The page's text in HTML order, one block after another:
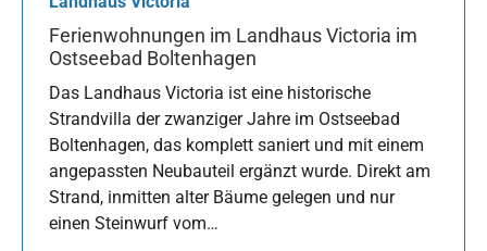
Ferienwohnungen im Landhaus Victoria im
Ostseebad Boltenhagen
Das Landhaus Victoria ist eine historische
Strandvilla der zwanziger Jahre im Ostseebad
Boltenhagen, das komplett saniert und mit einem
angepassten Neubauteil ergänzt wurde. Direkt am
Strand, inmitten alter Bäume gelegen und nur
einen Steinwurf vom…